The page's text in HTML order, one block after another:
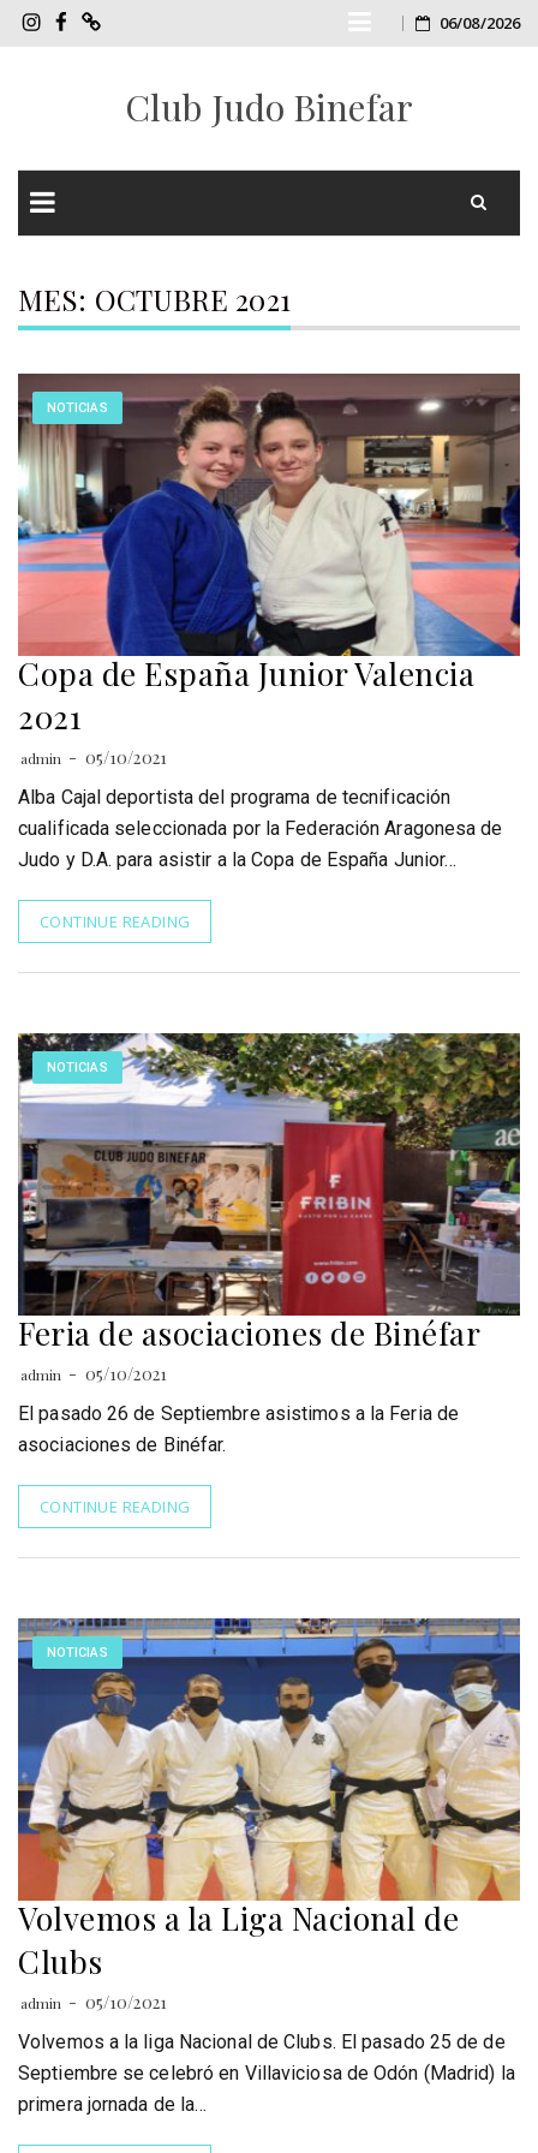
InstagramCJB
FacebookCJB
TIENDA
Skip
content
06/08/2026
Club Judo Binefar
content
MES: OCTUBRE 2021
NOTICIAS
Copa de España Junior Valencia
2021
admin
05/10/2021
Alba Cajal deportista del programa de tecnificación
cualificada seleccionada por la Federación Aragonesa de
Judo y D.A. para asistir a la Copa de España Junior…
CONTINUE READING
NOTICIAS
Feria de asociaciones de Binéfar
admin
05/10/2021
El pasado 26 de Septiembre asistimos a la Feria de
asociaciones de Binéfar.
CONTINUE READING
NOTICIAS
Volvemos a la Liga Nacional de
Clubs
admin
05/10/2021
Volvemos a la liga Nacional de Clubs. El pasado 25 de de
Septiembre se celebró en Villaviciosa de Odón (Madrid) la
primera jornada de la…